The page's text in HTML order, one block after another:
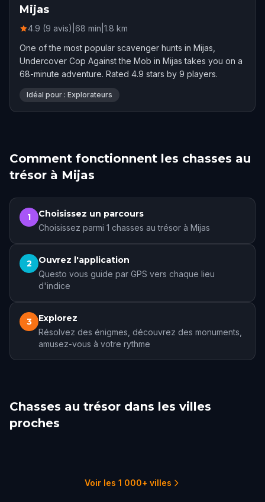
Mijas
4.9 (9 avis) 68 min 1.8 km
One of the most popular scavenger hunts in Mijas,
Undercover Cop Against the Mob in Mijas takes you on a
68-minute adventure. Rated 4.9 stars by 9 players.
Idéal pour : Explorateurs
Comment fonctionnent les chasses au
trésor à Mijas
1 Choisissez un parcours
Choisissez parmi 1 chasses au trésor à Mijas
2 Ouvrez l'application
Questo vous guide par GPS vers chaque lieu
d'indice
3 Explorez
Résolvez des énigmes, découvrez des monuments,
amusez-vous à votre rythme
Chasses au trésor dans les villes
proches
Voir les 1 000+ villes